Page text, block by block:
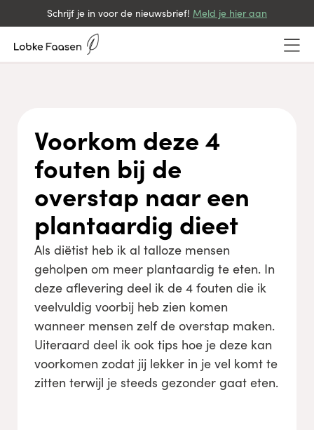
Schrijf je in voor de nieuwsbrief! Meld je hier aan
Voorkom deze 4
fouten bij de
overstap naar een
plantaardig dieet
Als diëtist heb ik al talloze mensen
geholpen om meer plantaardig te eten. In
deze aflevering deel ik de 4 fouten die ik
veelvuldig voorbij heb zien komen
wanneer mensen zelf de overstap maken.
Uiteraard deel ik ook tips hoe je deze kan
voorkomen zodat jij lekker in je vel komt te
zitten terwijl je steeds gezonder gaat eten.